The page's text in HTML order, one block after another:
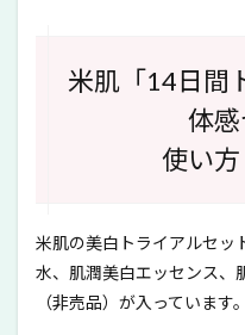
米肌「14日間
体感
使い方
米肌の美白トライアルセッ
水、肌潤美白エッセンス、
（非売品）が入っています。